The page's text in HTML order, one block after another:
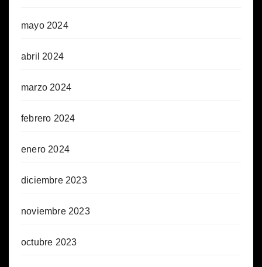
mayo 2024
abril 2024
marzo 2024
febrero 2024
enero 2024
diciembre 2023
noviembre 2023
octubre 2023